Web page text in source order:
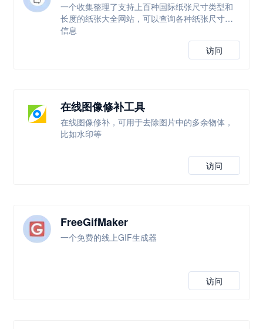
一个收集整理了支持上百种国际纸张尺寸类型和
长度的纸张大全网站，可以查询各种纸张尺寸等
信息
访问
在线图像修补工具
在线图像修补，可用于去除图片中的多余物体，
比如水印等
访问
FreeGifMaker
一个免费的线上GIF生成器
访问